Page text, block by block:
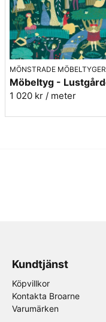
MÖNSTRADE MÖBELTYGER
1 020 kr / meter
Kundtjänst
Köpvillkor
Kontakta Broarne
Varumärken